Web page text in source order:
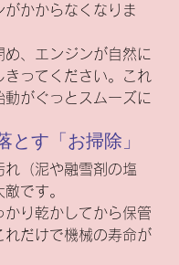
がかからなくなりま
め、エンジンが自然に
きってください。これ
動がぐっとスムーズに
とす「お掃除」
れ（泥や融雪剤の塩
です。
かり乾かしてから保管
れだけで機械の寿命が